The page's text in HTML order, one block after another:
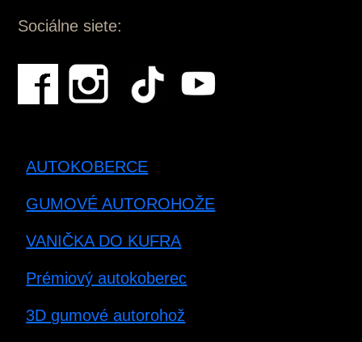
Sociálne siete:
AUTOKOBERCE
GUMOVÉ AUTOROHOŽE
VANIČKA DO KUFRA
Prémiový autokoberec
3D gumové autorohož